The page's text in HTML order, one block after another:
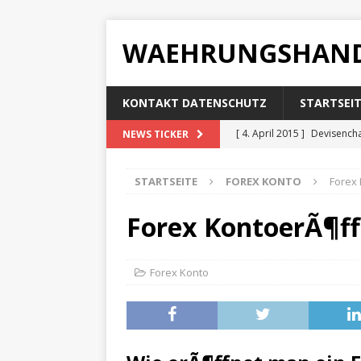
KONTAKT DATENSCHUTZ
NEWS TICKER [ 4. April 2015 ]
[ 4. April 2015 ]
Bester
STARTSEITE FOREX KONTO
Forex
Forex Konto